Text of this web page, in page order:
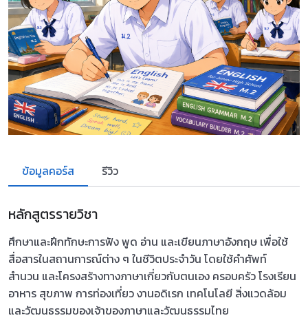
ข้อมูลคอร์ส รีวิว
หลักสูตรรายวิชา
ศึกษาและฝึกทักษะการฟัง พูด อ่าน และเขียนภาษาอังกฤษ เพื่อใช้
สื่อสารในสถานการณ์ต่าง ๆ ในชีวิตประจำวัน โดยใช้คำศัพท์
สำนวน และโครงสร้างทางภาษาเกี่ยวกับตนเอง ครอบครัว โรงเรียน
อาหาร สุขภาพ การท่องเที่ยว งานอดิเรก เทคโนโลยี สิ่งแวดล้อม
และวัฒนธรรมของเจ้าของภาษาและวัฒนธรรมไทย